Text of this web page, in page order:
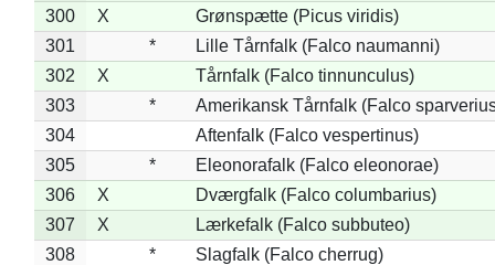
300 X
Grønspætte (Picus viridis)
301
*
Lille Tårnfalk (Falco naumanni)
302
X
Tårnfalk (Falco tinnunculus)
303
*
Amerikansk Tårnfalk (Falco
304
Aftenfalk (Falco vespertinus)
305
*
Eleonorafalk (Falco eleonorae)
306
X
Dværgfalk (Falco columbarius)
307
X
Lærkefalk (Falco subbuteo)
308
*
Slagfalk (Falco cherrug)